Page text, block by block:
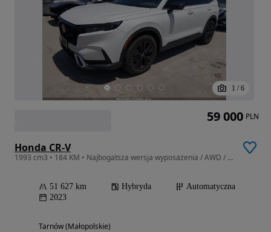
1 / 6
Honda CR-V
1993 cm3 • 184 KM • Najbogatsza wersja wyposażenia / AWD / niski przebieg
51 627 km Hybryda
Automatyczna
2023
Tarnów (Małopolskie)
59 000 PLN